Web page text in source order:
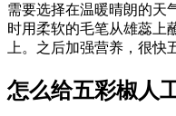
需要选择在温暖晴朗的天
时用柔软的毛笔从雄蕊上
上。之后加强营养，很快
怎么给五彩椒人